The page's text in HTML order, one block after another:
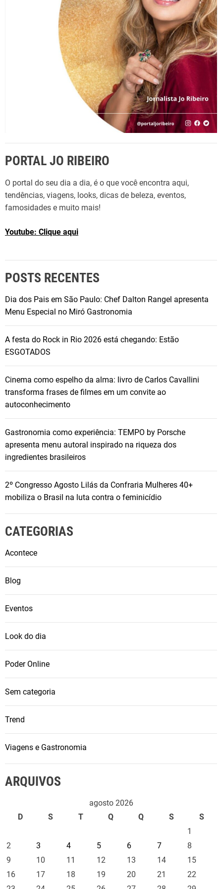
PORTAL JO RIBEIRO
O portal do seu dia a dia, é o que você encontra aqui,
tendências, viagens, looks, dicas de beleza, eventos,
famosidades e muito mais!
Youtube: Clique aqui
POSTS RECENTES
Dia dos Pais em São Paulo: Chef Dalton Rangel apresenta
Menu Especial no Miró Gastronomia
A festa do Rock in Rio 2026 está chegando: Estão
ESGOTADOS
Cinema como espelho da alma: livro de Carlos Cavallini
transforma frases de filmes em um convite ao
autoconhecimento
Gastronomia como experiência: TEMPO by Porsche
apresenta menu autoral inspirado na riqueza dos
ingredientes brasileiros
2º Congresso Agosto Lilás da Confraria Mulheres 40+
mobiliza o Brasil na luta contra o feminicídio
CATEGORIAS
Acontece
Blog
Eventos
Look do dia
Poder Online
Sem categoria
Trend
Viagens e Gastronomia
ARQUIVOS
agosto 2026
D
S T Q Q S
S
1
2
3 4 5 6 7
8
9
10 11 12 13 14
15
16
17 18 19 20 21
22